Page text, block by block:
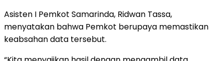
Asisten I Pemkot Samarinda, Ridwan Tassa,
menyatakan bahwa Pemkot berupaya memastikan
keabsahan data tersebut.